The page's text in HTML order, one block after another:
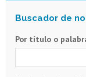
Por título o